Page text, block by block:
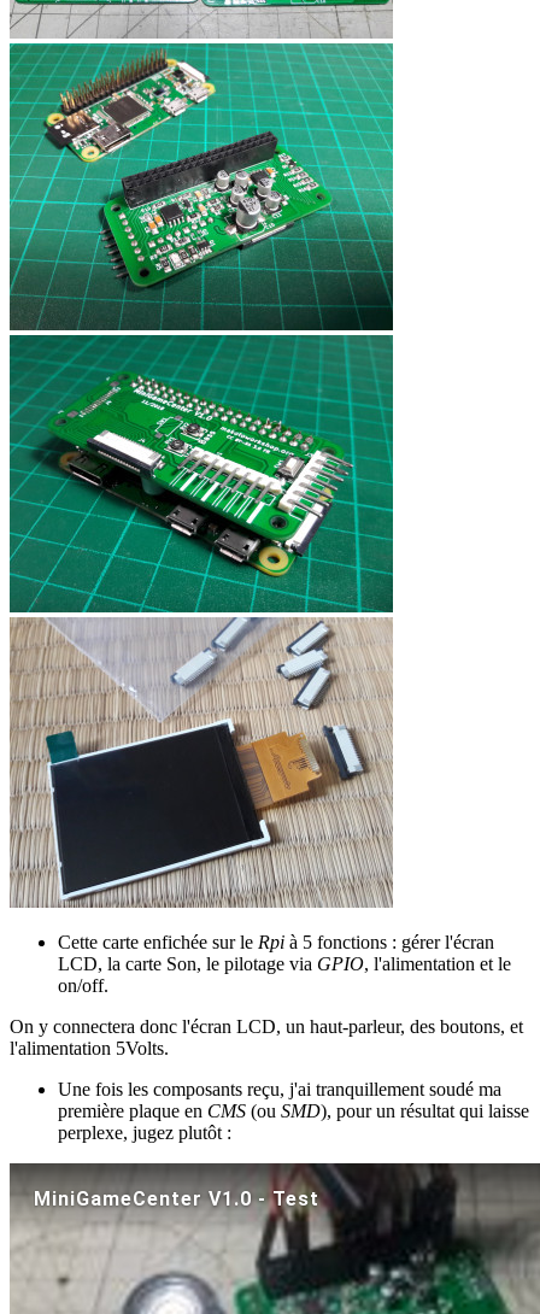
Cette carte enfichée sur le Rpi à 5 fonctions : gérer l'écran
LCD, la carte Son, le pilotage via GPIO, l'alimentation et le
on/off.
On y connectera donc l'écran LCD, un haut-parleur, des boutons, et
l'alimentation 5Volts.
Une fois les composants reçu, j'ai tranquillement soudé ma
première plaque en CMS (ou SMD), pour un résultat qui laisse
perplexe, jugez plutôt :